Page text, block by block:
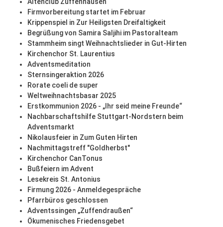
Firmvorbereitung startet im Februar
Krippenspiel in Zur Heiligsten Dreifaltigkeit
Begrüßung von Samira Saljihi im Pastoralteam
Stammheim singt Weihnachtslieder in Gut-Hirten
Kirchenchor St. Laurentius
Adventsmeditation
Sternsingeraktion 2026
Rorate coeli de super
Weltweihnachtsbasar 2025
Erstkommunion 2026 - „Ihr seid meine Freunde“
Nachbarschaftshilfe Stuttgart-Nordstern beim
Adventsmarkt
Nikolausfeier in Zum Guten Hirten
Nachmittagstreff "Goldherbst"
Kirchenchor CanTonus
Bußfeiern im Advent
Lesekreis St. Antonius
Firmung 2026 - Anmeldegespräche
Pfarrbüros geschlossen
Adventssingen „Zuffendraußen“
Ökumenisches Friedensgebet